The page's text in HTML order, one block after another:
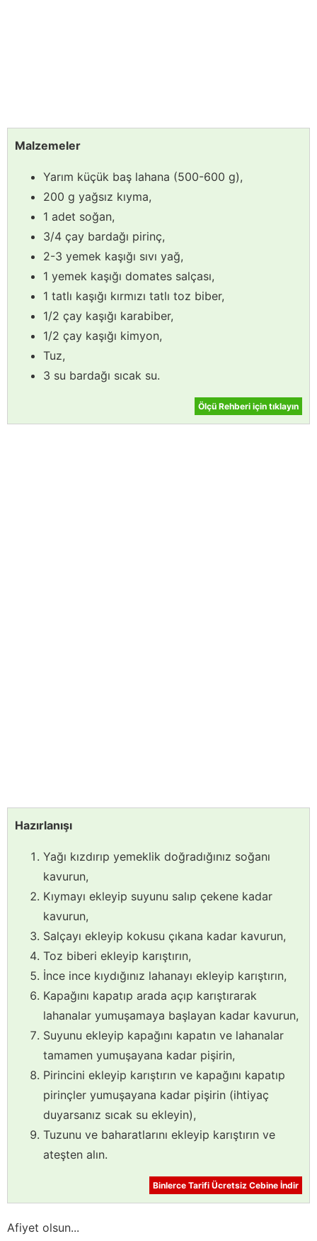
Malzemeler
Yarım küçük baş lahana (500-600 g),
200 g yağsız kıyma,
1 adet soğan,
3/4 çay bardağı pirinç,
2-3 yemek kaşığı sıvı yağ,
1 yemek kaşığı domates salçası,
1 tatlı kaşığı kırmızı tatlı toz biber,
1/2 çay kaşığı karabiber,
1/2 çay kaşığı kimyon,
Tuz,
3 su bardağı sıcak su.
Ölçü Rehberi için tıklayın
Hazırlanışı
Yağı kızdırıp yemeklik doğradığınız soğanı
kavurun,
Kıymayı ekleyip suyunu salıp çekene kadar
kavurun,
Salçayı ekleyip kokusu çıkana kadar kavurun,
Toz biberi ekleyip karıştırın,
İnce ince kıydığınız lahanayı ekleyip karıştırın,
Kapağını kapatıp arada açıp karıştırarak
lahanalar yumuşamaya başlayan kadar kavurun,
Suyunu ekleyip kapağını kapatın ve lahanalar
tamamen yumuşayana kadar pişirin,
Pirincini ekleyip karıştırın ve kapağını kapatıp
pirinçler yumuşayana kadar pişirin (ihtiyaç
duyarsanız sıcak su ekleyin),
Tuzunu ve baharatlarını ekleyip karıştırın ve
ateşten alın.
Binlerce Tarifi Ücretsiz Cebine İndir
Afiyet olsun...